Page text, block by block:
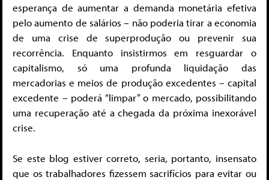
esperança de aumentar a demanda monetária efetiva
pelo aumento de salários – não poderia tirar a economia
de uma crise de superprodução ou prevenir sua
recorrência. Enquanto insistirmos em resguardar o
capitalismo, só uma profunda liquidação das
mercadorias e meios de produção excedentes – capital
excedente – poderá “limpar” o mercado, possibilitando
uma recuperação até a chegada da próxima inexorável
crise.
Se este blog estiver correto, seria, portanto, insensato
que os trabalhadores fizessem sacrifícios para evitar ou